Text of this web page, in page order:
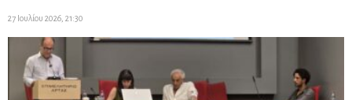
27 Ιουλίου 2026, 21:30